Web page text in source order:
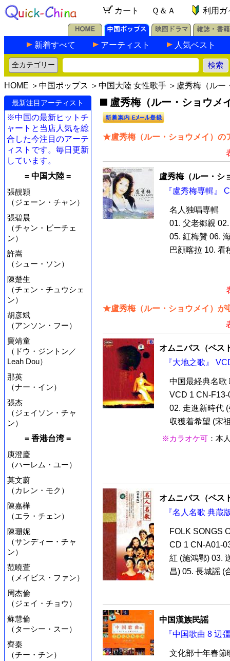
カート Ｑ＆Ａ 利用ガ
新着すべて アーティスト 人気ベスト
HOME ＞ 中国ポップス ＞ 中国大陸 女性歌手 ＞盧秀梅（ルー
最新注目アーティスト
※中国の最新ヒットチ
ャートと当店人気を総
合した今注目のアーテ
ィストです。毎日更新
しています。
= 中国大陸 =
張靚穎
（ジェーン・チャン）
張碧晨
（チャン・ビーチェ
ン）
許嵩
（シュー・ソン）
陳楚生
（チェン・チュウシェ
ン）
胡彦斌
（アンソン・フー）
竇靖童
（ドウ・ジントン／
Leah Dou）
那英
（ナー・イン）
張杰
（ジェイソン・チャ
ン）
= 香港台湾 =
庾澄慶
（ハーレム・ユー）
莫文蔚
（カレン・モク）
陳嘉樺
（エラ・チェン）
陳珊妮
（サンディー・チャ
ン）
范曉萱
（メイビス・ファン）
周杰倫
（ジェイ・チョウ）
蘇慧倫
（ターシー・スー）
齊秦
（チー・チン）
盧秀梅（ルー・ショウメ
★盧秀梅（ルー・ショウメイ）の
盧秀梅（ルー・シ
『盧秀梅専輯』
名人独唱専輯
01. 父老郷親
05. 紅梅贊 06.
巴顔喀拉 10. 看
★盧秀梅（ルー・ショウメイ）が
オムニバス（ベス
『大地之歌』
中国最経典名歌
VCD 1 CN-F13-
02. 走進新時代
収獲着希望 (宋
※カラオケ可 ：本
オムニバス（ベス
『名人名歌 典蔵
FOLK SONGS
CD 1 CN-A01-
紅 (施鴻鄂) 03.
昌) 05. 長城謡 (
中国漢族民謡
『中国歌曲 8 辺
文化部十年春節